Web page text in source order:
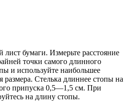
лист бумаги. Измерьте расстояние
точки самого длинного
и используйте наибольшее
размера. Стелька длиннее стопы на
припуска 0,5—1,5 см. При
на длину стопы.